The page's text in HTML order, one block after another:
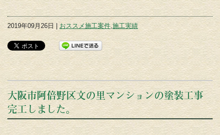
2019年09月26日 | おススメ施工案件 施工実績
大阪市阿倍野区文の里マンションの塗装工事
完工しました。